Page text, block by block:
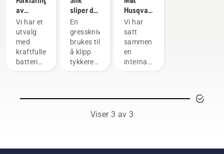
av
Husqvarna
X-Torq®-
motor
Vi har et
utvalg
med
kraftfulle
batteridrevne
tøffe
sliper du
en
gresskniv
En
gresskniv
brukes til
å klipp
tykkere,
gresstrimmer
med en
Husqvarnas
H-Team
– de
kravstore
brukerne
våre
Vi har
satt
sammen
en
internasjonal
kvalifiserte
og
Viser 3 av 3